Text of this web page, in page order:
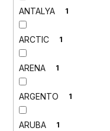
ANTALYA 1
ARCTIC 1
ARENA 1
ARGENTO 1
ARUBA 1